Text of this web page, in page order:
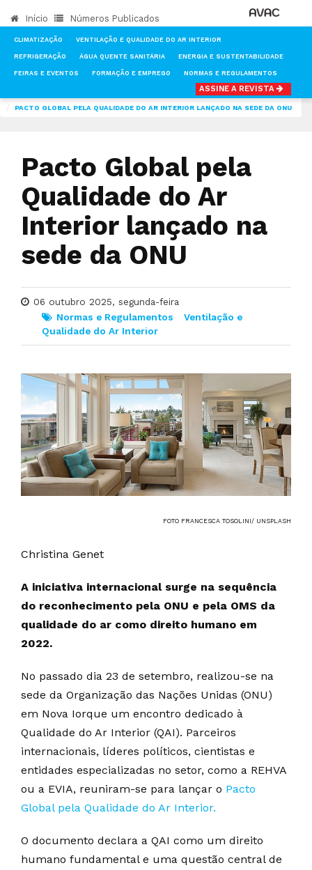
Início Números Publicados
CLIMATIZAÇÃO VENTILAÇÃO E QUALIDADE DO AR INTERIOR
REFRIGERAÇÃO ÁGUA QUENTE SANITÁRIA ENERGIA E SUSTENTABILIDADE
FEIRAS E EVENTOS FORMAÇÃO E EMPREGO NORMAS E REGULAMENTOS
ASSINE A REVISTA
NORMAS E REGULAMENTOS
PACTO GLOBAL PELA QUALIDADE DO AR INTERIOR LANÇADO NA SEDE DA ONU
Pacto Global pela
Qualidade do Ar
Interior lançado na
sede da ONU
06 outubro 2025, segunda-feira
Normas e Regulamentos
Ventilação e
Qualidade do Ar Interior
FOTO FRANCESCA TOSOLINI/ UNSPLASH
Christina Genet
A iniciativa internacional surge na sequência
do reconhecimento pela ONU e pela OMS da
qualidade do ar como direito humano em
2022.
No passado dia 23 de setembro, realizou-se na
sede da Organização das Nações Unidas (ONU)
em Nova Iorque um encontro dedicado à
Qualidade do Ar Interior (QAI). Parceiros
internacionais, líderes políticos, cientistas e
entidades especializadas no setor, como a REHVA
ou a EVIA, reuniram-se para lançar o Pacto
Global pela Qualidade do Ar Interior.
O documento declara a QAI como um direito
humano fundamental e uma questão central de